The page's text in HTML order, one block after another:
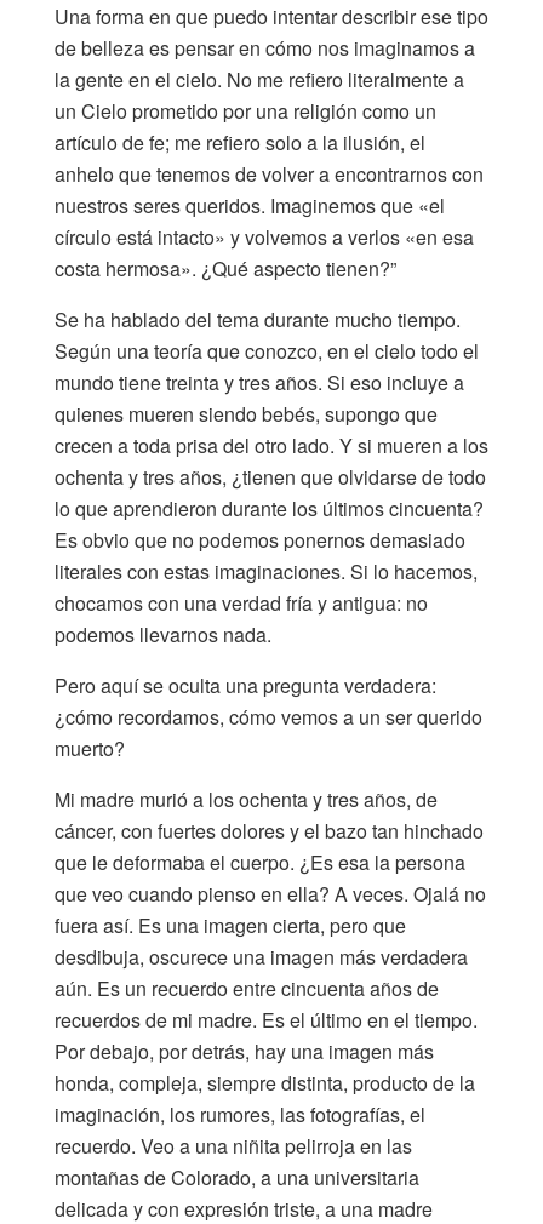
Una forma en que puedo intentar describir ese tipo
de belleza es pensar en cómo nos imaginamos a
la gente en el cielo. No me refiero literalmente a
un Cielo prometido por una religión como un
artículo de fe; me refiero solo a la ilusión, el
anhelo que tenemos de volver a encontrarnos con
nuestros seres queridos. Imaginemos que «el
círculo está intacto» y volvemos a verlos «en esa
costa hermosa». ¿Qué aspecto tienen?”
Se ha hablado del tema durante mucho tiempo.
Según una teoría que conozco, en el cielo todo el
mundo tiene treinta y tres años. Si eso incluye a
quienes mueren siendo bebés, supongo que
crecen a toda prisa del otro lado. Y si mueren a los
ochenta y tres años, ¿tienen que olvidarse de todo
lo que aprendieron durante los últimos cincuenta?
Es obvio que no podemos ponernos demasiado
literales con estas imaginaciones. Si lo hacemos,
chocamos con una verdad fría y antigua: no
podemos llevarnos nada.
Pero aquí se oculta una pregunta verdadera:
¿cómo recordamos, cómo vemos a un ser querido
muerto?
Mi madre murió a los ochenta y tres años, de
cáncer, con fuertes dolores y el bazo tan hinchado
que le deformaba el cuerpo. ¿Es esa la persona
que veo cuando pienso en ella? A veces. Ojalá no
fuera así. Es una imagen cierta, pero que
desdibuja, oscurece una imagen más verdadera
aún. Es un recuerdo entre cincuenta años de
recuerdos de mi madre. Es el último en el tiempo.
Por debajo, por detrás, hay una imagen más
honda, compleja, siempre distinta, producto de la
imaginación, los rumores, las fotografías, el
recuerdo. Veo a una niñita pelirroja en las
montañas de Colorado, a una universitaria
delicada y con expresión triste, a una madre